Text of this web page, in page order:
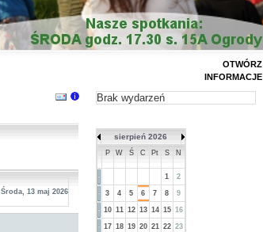
Środa, 13 maj 2026
OTWÓRZ
INFORMACJE
Brak wydarzeń
sierpień 2026
P W Ś C Pt S N
1 2
3 4 5 6 7 8 9
10 11 12 13 14 15 16
17 18 19 20 21 22 23